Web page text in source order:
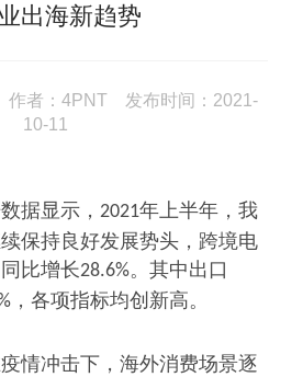
出海新趋势
者：4PNT 发布时间：2021-
10-11
据显示， 2021年上半年，我
保持良好发展势头，跨境电
比增长28.6%。其中出口
，各项指标均创新高。
情冲击下，海外消费场景逐